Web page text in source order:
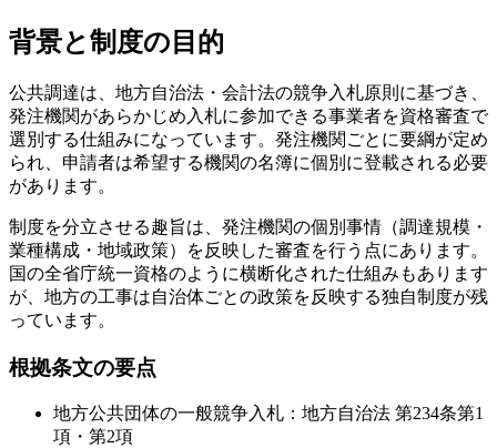
背景と制度の目的
公共調達は、地方自治法・会計法の競争入札原則に基づき、
発注機関があらかじめ入札に参加できる事業者を資格審査で
選別する仕組みになっています。発注機関ごとに要綱が定め
られ、申請者は希望する機関の名簿に個別に登載される必要
があります。
制度を分立させる趣旨は、発注機関の個別事情（調達規模・
業種構成・地域政策）を反映した審査を行う点にあります。
国の全省庁統一資格のように横断化された仕組みもあります
が、地方の工事は自治体ごとの政策を反映する独自制度が残
っています。
根拠条文の要点
地方公共団体の一般競争入札：地方自治法 第234条第1
項・第2項